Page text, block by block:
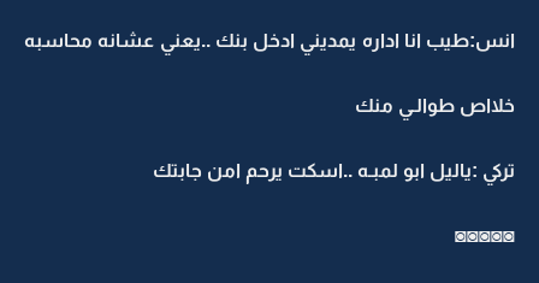
انس:طيب انا اداره يمديني ادخل بنك ..يعني عشانه محاسبه
خلااص طوالـي منك
تركي :ياليل ابو لمبـه ..اسكت يرحم امن جابتك
◙◙◙◙◙